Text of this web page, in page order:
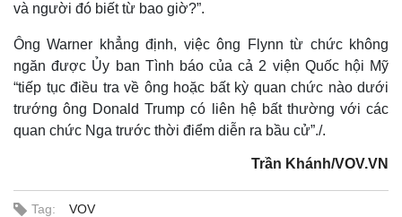
và người đó biết từ bao giờ?”.
Ông Warner khẳng định, việc ông Flynn từ chức không
ngăn được Ủy ban Tình báo của cả 2 viện Quốc hội Mỹ
“tiếp tục điều tra về ông hoặc bất kỳ quan chức nào dưới
trướng ông Donald Trump có liên hệ bất thường với các
quan chức Nga trước thời điểm diễn ra bầu cử”./.
Trần Khánh/VOV.VN
Tag: VOV